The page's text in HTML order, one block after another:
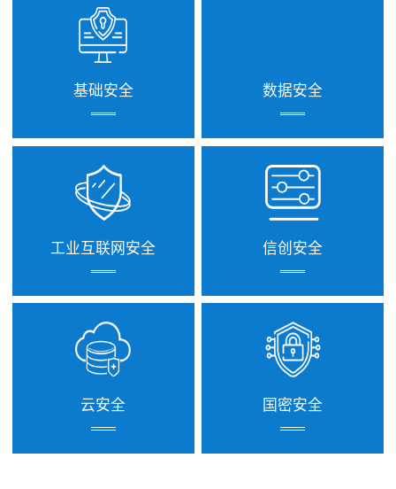
基础安全 数据安全
工业互联网安全 信创安全
云安全 国密安全